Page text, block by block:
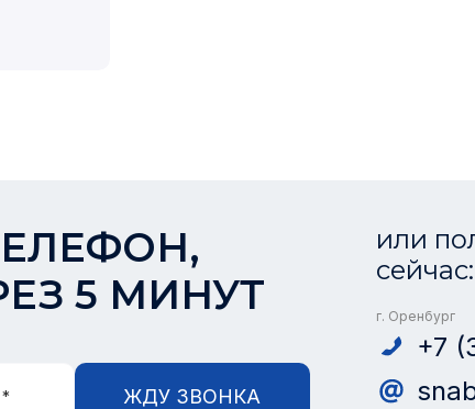
5 МИНУТ
ЖДУ ЗВОНКА
или
сейчас:
г. Оренбург
+7